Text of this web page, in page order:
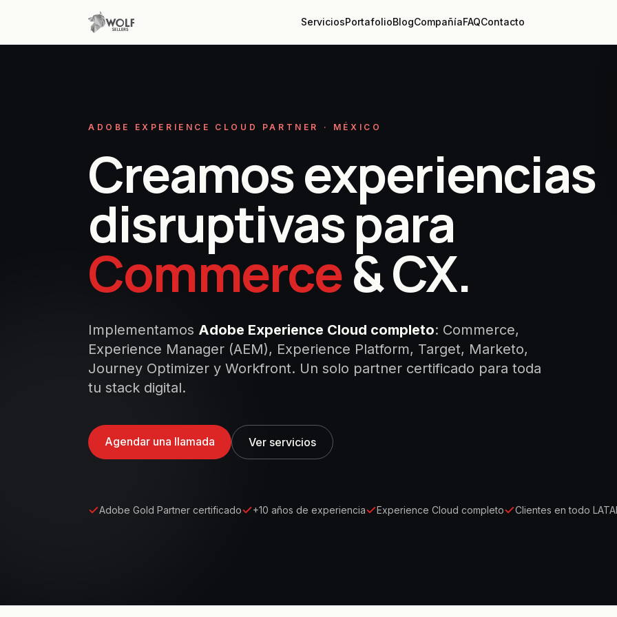
ServiciosPortafolioBlogCompañíaFAQContacto
ADOBE EXPERIENCE CLOUD PARTNER · MÉXICO
Creamos experiencias
disruptivas para
Commerce& CX.
Implementamos Adobe Experience Cloud completo: Commerce,
Experience Manager (AEM), Experience Platform, Target, Marketo,
Journey Optimizer y Workfront. Un solo partner certificado para toda
tu stack digital.
Agendar una llamada Ver servicios
Adobe Gold Partner certificado +10 años de experiencia Experience Cloud completo Clientes en todo